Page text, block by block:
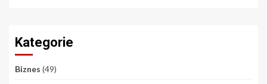
Kategorie
Biznes (49)